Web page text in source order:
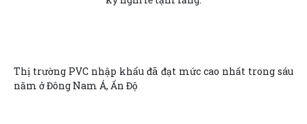
Thị trường PVC nhập khẩu đã đạt mức cao nhất trong sáu
năm ở Đông Nam Á, Ấn Độ